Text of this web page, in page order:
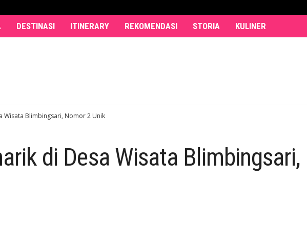
DESTINASI ITINERARY REKOMENDASI STORIA KULINER
Wisata Blimbingsari, Nomor 2 Unik
di Desa Wisata Blimbingsari,